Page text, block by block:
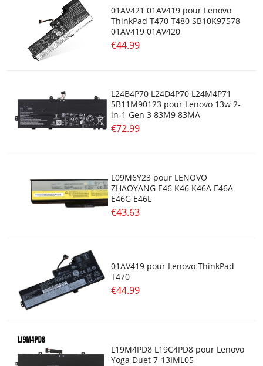
01AV421 01AV419 pour Lenovo
ThinkPad T470 T480 SB10K97578
01AV419 01AV420
€44.99
L24B4P70 L24D4P70 L24M4P71
5B11M90123 pour Lenovo 13w 2-
in-1 Gen 3 83M9 83MA
€72.99
L09M6Y23 pour LENOVO
ZHAOYANG E46 K46 K46A E46A
E46G E46L
€43.63
01AV419 pour Lenovo ThinkPad
T470
€44.99
L19M4PD8 L19C4PD8 pour Lenovo
Yoga Duet 7-13IML05